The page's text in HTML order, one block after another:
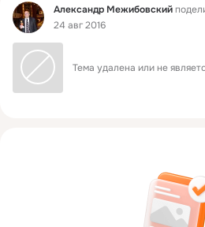
Фид Александр Межибовский
24 авг 2016
Тема удалена или не